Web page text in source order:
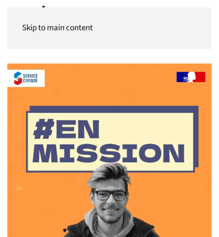
Skip to main content
Panneau de gestion des cookies